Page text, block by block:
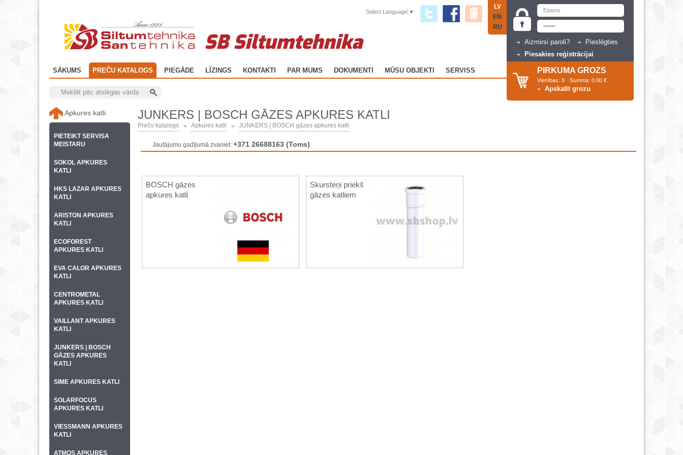
Aizmirsi paroli?
Pieslēgties
Piesakies reģistrācijai
PIRKUMA GROZS
Vienības: 0 Summa: 0.00 €
Apskatīt grozu
SB Siltumtehnika
LV
EN
RU
SĀKUMS PREČU KATALOGS PIEGĀDE LĪZINGS KONTAKTI PAR MUMS DOKUMENTI MŪSU OBJEKTI SERVISS
Select Language ▼
JUNKERS | BOSCH GĀZES APKURES KATLI
Preču katalogs Apkures katli JUNKERS | BOSCH gāzes apkures katli
Jautājumu gadījumā zvaniet: +371 26688163 (Toms)
BOSCH gāzes
apkures katli
Skursteņi priekš
gāzes katliem
Apkures katli
PIETEIKT SERVISA
MEISTARU
SOKOL APKURES
KATLI
HKS LAZAR APKURES
KATLI
ARISTON APKURES
KATLI
ECOFOREST
APKURES KATLI
EVA CALOR APKURES
KATLI
CENTROMETAL
APKURES KATLI
VAILLANT APKURES
KATLI
JUNKERS | BOSCH
GĀZES APKURES
KATLI
SIME APKURES KATLI
SOLARFOCUS
APKURES KATLI
VIESSMANN APKURES
KATLI
ATMOS APKURES